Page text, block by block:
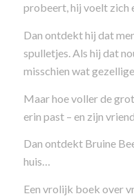
probeert, hij voelt zich
Dan ontdekt hij dat
spulletjes. Als hij dat
misschien wat
Maar hoe voller de
erin past – en zijn
Dan ontdekt Bruine
huis…
Een vrolijk boek over